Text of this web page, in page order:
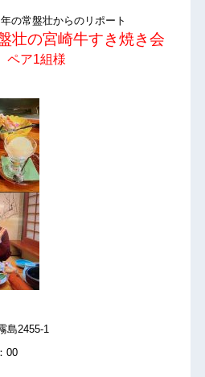
の常盤壮からのリポート
壮の宮崎牛すき焼き会
ペア1組様
島2455-1
00